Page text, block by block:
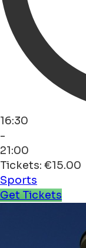
16:30
-
21:00
Tickets: €15.00
Sports
Get Tickets